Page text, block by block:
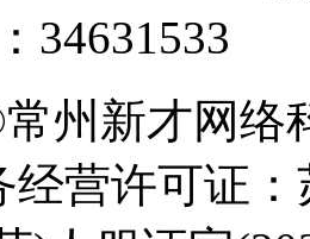
34631533
州新才网络
经营许可证